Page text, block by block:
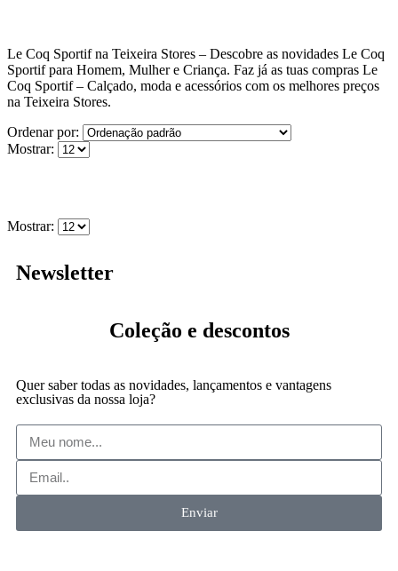
Le Coq Sportif na Teixeira Stores – Descobre as novidades Le Coq
Sportif para Homem, Mulher e Criança. Faz já as tuas compras Le
Coq Sportif – Calçado, moda e acessórios com os melhores preços
na Teixeira Stores.
Ordenar por:
Mostrar:
Mostrar:
Newsletter
Coleção e descontos
Quer saber todas as novidades, lançamentos e vantagens
exclusivas da nossa loja?
Enviar